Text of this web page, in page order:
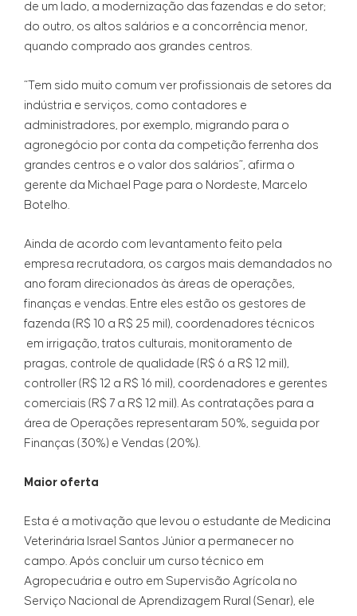
de um lado, a modernização das fazendas e do setor;
do outro, os altos salários e a concorrência menor,
quando comprado aos grandes centros.
“Tem sido muito comum ver profissionais de setores da
indústria e serviços, como contadores e
administradores, por exemplo, migrando para o
agronegócio por conta da competição ferrenha dos
grandes centros e o valor dos salários”, afirma o
gerente da Michael Page para o Nordeste, Marcelo
Botelho.
Ainda de acordo com levantamento feito pela
empresa recrutadora, os cargos mais demandados no
ano foram direcionados às áreas de operações,
finanças e vendas. Entre eles estão os gestores de
fazenda (R$ 10 a R$ 25 mil), coordenadores técnicos
em irrigação, tratos culturais, monitoramento de
pragas, controle de qualidade (R$ 6 a R$ 12 mil),
controller (R$ 12 a R$ 16 mil), coordenadores e gerentes
comerciais (R$ 7 a R$ 12 mil). As contratações para a
área de Operações representaram 50%, seguida por
Finanças (30%) e Vendas (20%).
Maior oferta
Esta é a motivação que levou o estudante de Medicina
Veterinária Israel Santos Júnior a permanecer no
campo. Após concluir um curso técnico em
Agropecuária e outro em Supervisão Agrícola no
Serviço Nacional de Aprendizagem Rural (Senar), ele